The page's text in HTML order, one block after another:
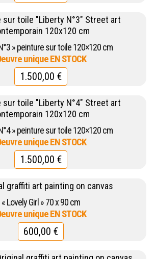
» peinture sur toile 120×120 cm
1.500,00 €
» peinture sur toile 120×120 cm
1.500,00 €
« Lovely Girl » 70 x 90 cm
600,00 €